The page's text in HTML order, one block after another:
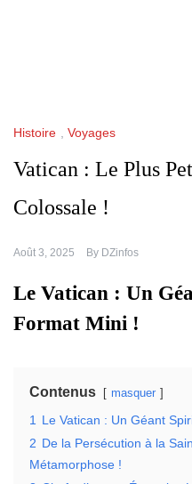
Histoire Voyages
Vatican : Le Plus
Colossale !
Août 3, 2025 By DZinfos
Le Vatican : Un
Format Mini !
Contenus masquer
1
Le Vatican : Un Géant
2 De la Persécution à la
Métamorphose !